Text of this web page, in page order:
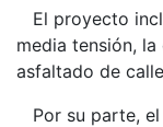
El proyecto
media tensión,
asfaltado de
Por su parte, el